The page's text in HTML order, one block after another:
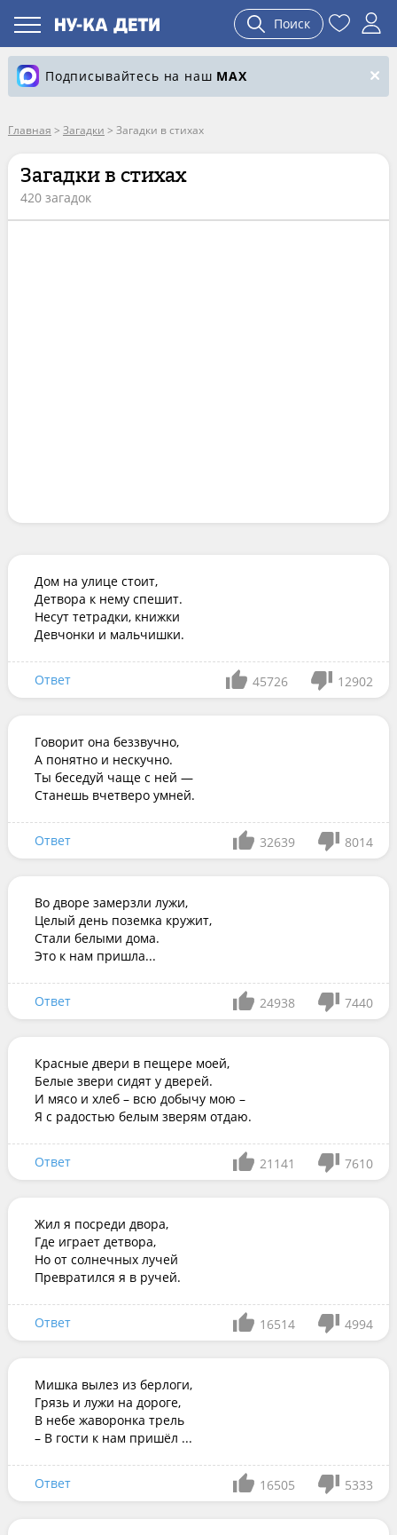
Поиск
Подписывайтесь на наш MAX
Главная > Загадки > Загадки в стихах
Загадки в стихах
420 загадок
Дом на улице стоит,
Детвора к нему спешит.
Несут тетрадки, книжки
Девчонки и мальчишки.
Ответ 45726 12902
Говорит она беззвучно,
А понятно и нескучно.
Ты беседуй чаще с ней —
Станешь вчетверо умней.
Ответ 32639 8014
Во дворе замерзли лужи,
Целый день поземка кружит,
Стали белыми дома.
Это к нам пришла...
Ответ 24938 7440
Красные двери в пещере моей,
Белые звери сидят у дверей.
И мясо и хлеб – всю добычу мою –
Я с радостью белым зверям отдаю.
Ответ 21141 7610
Жил я посреди двора,
Где играет детвора,
Но от солнечных лучей
Превратился я в ручей.
Ответ 16514 4994
Мишка вылез из берлоги,
Грязь и лужи на дороге,
В небе жаворонка трель
– В гости к нам пришёл ...
Ответ 16505 5333